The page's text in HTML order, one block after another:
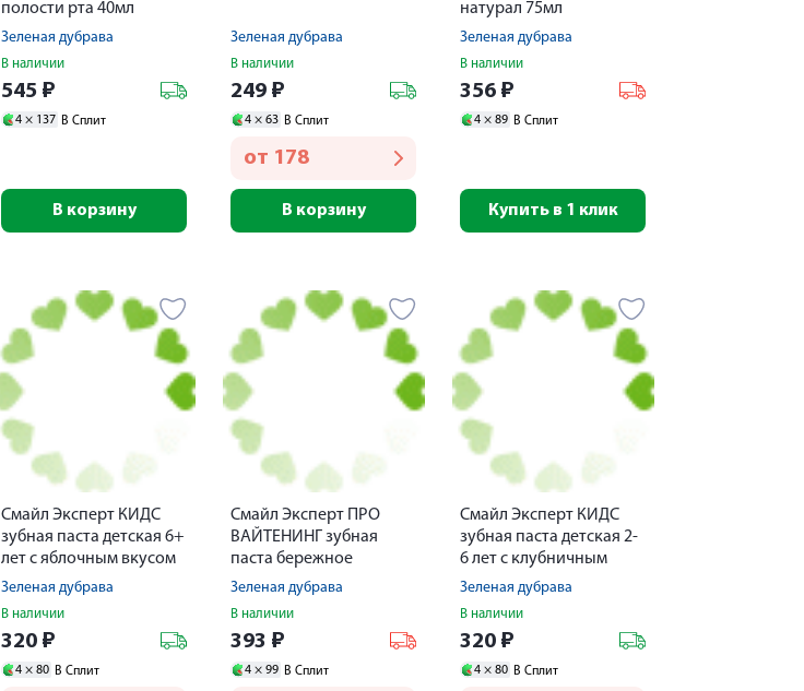
полости рта 40мл
Зеленая дубрава
В наличии
545 ₽
4 × 137 В Сплит
В корзину
Зеленая дубрава
В наличии
249 ₽
4 × 63 В Сплит
от 178
В корзину
натурал 75мл
Зеленая дубрава
В наличии
356 ₽
4 × 89 В Сплит
Купить в 1 клик
Смайл Эксперт КИДС
зубная паста детская 6+
лет с яблочным вкусом
50мл
Зеленая дубрава
В наличии
320 ₽
4 × 80 В Сплит
Смайл Эксперт ПРО
ВАЙТЕНИНГ зубная
паста бережное
отбеливание 75мл
Зеленая дубрава
В наличии
393 ₽
4 × 99 В Сплит
Смайл Эксперт КИДС
зубная паста детская 2-
6 лет с клубничным
вкусом 50мл
Зеленая дубрава
В наличии
320 ₽
4 × 80 В Сплит